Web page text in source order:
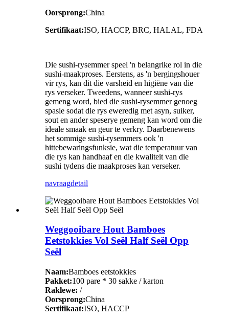
Oorsprong:China
Sertifikaat:ISO, HACCP, BRC, HALAL, FDA
Die sushi-rysemmer speel 'n belangrike rol in die
sushi-maakproses. Eerstens, as 'n bergingshouer
vir rys, kan dit die varsheid en higiëne van die
rys verseker. Tweedens, wanneer sushi-rys
gemeng word, bied die sushi-rysemmer genoeg
spasie sodat die rys eweredig met asyn, suiker,
sout en ander speserye gemeng kan word om die
ideale smaak en geur te verkry. Daarbenewens
het sommige sushi-rysemmers ook 'n
hittebewaringsfunksie, wat die temperatuur van
die rys kan handhaaf en die kwaliteit van die
sushi tydens die maakproses kan verseker.
navraagdetail
Weggooibare Hout Bamboes
Eetstokkies Vol Seël Half Seël Opp
Seël
Naam:Bamboes eetstokkies
Pakket:100 pare * 30 sakke / karton
Raklewe: /
Oorsprong:China
Sertifikaat:ISO, HACCP